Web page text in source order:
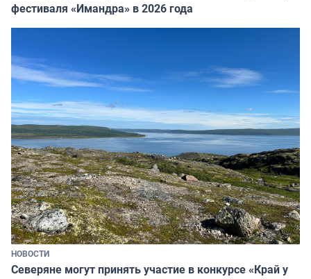
фестиваля «Имандра» в 2026 года
НОВОСТИ
Северяне могут принять участие в конкурсе «Край у